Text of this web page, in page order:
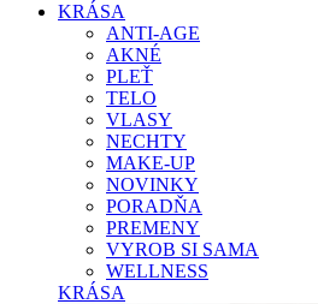
KRÁSA
ANTI-AGE
AKNÉ
PLEŤ
TELO
VLASY
NECHTY
MAKE-UP
NOVINKY
PORADŇA
PREMENY
VYROB SI SAMA
WELLNESS
KRÁSA